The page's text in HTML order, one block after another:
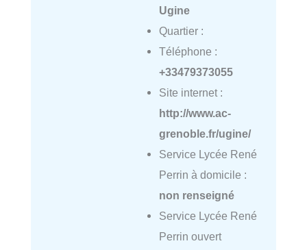
Ugine
Quartier :
Téléphone :
+33479373055
Site internet :
http://www.ac-
grenoble.fr/ugine/
Service Lycée René
Perrin à domicile :
non renseigné
Service Lycée René
Perrin ouvert